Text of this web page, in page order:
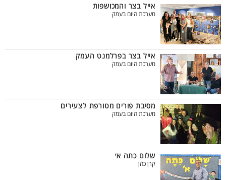
אייל בצר והמכושפות
מערכת היום בעמק
אייל בצר בפרלמנט העמק
מערכת היום בעמק
מסיבת פורים מטורפת לצעירים
מערכת היום בעמק
שלום כתה א׳
קרן כהן